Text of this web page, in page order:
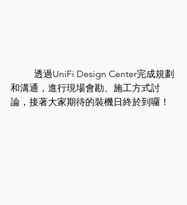
和溝通，進行現場會勘、施工方式討
論，接著大家期待的裝機日終於到囉！